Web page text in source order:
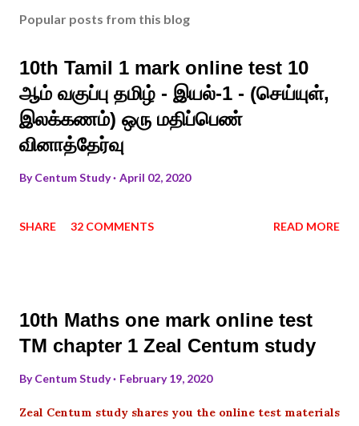
Popular posts from this blog
10th Tamil 1 mark online test 10
ஆம் வகுப்பு தமிழ் - இயல்-1 - (செய்யுள்,
இலக்கணம்) ஒரு மதிப்பெண்
வினாத்தேர்வு
ByCentum Study April 02, 2020
SHARE 32 COMMENTS READ MORE
10th Maths one mark online test
TM chapter 1 Zeal Centum study
ByCentum Study February 19, 2020
Zeal Centum study shares you the online test materials